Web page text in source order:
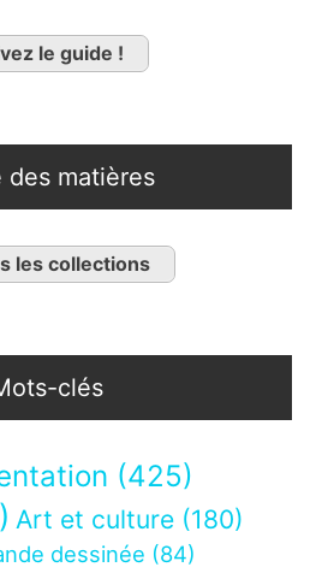
le guide !
des matières
les collections
clés
(425)
Art et culture (180)
dessinée (84)